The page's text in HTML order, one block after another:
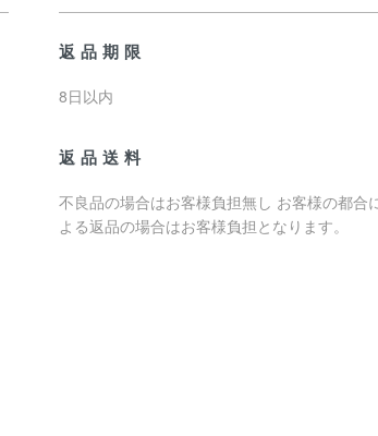
返品期限
8日以内
返品送料
不良品の場合はお客様負担無し お客様の都合
よる返品の場合はお客様負担となります。